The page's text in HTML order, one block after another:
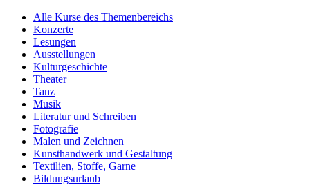
Alle Kurse des Themenbereichs
Konzerte
Lesungen
Ausstellungen
Kulturgeschichte
Theater
Tanz
Musik
Literatur und Schreiben
Fotografie
Malen und Zeichnen
Kunsthandwerk und Gestaltung
Textilien, Stoffe, Garne
Bildungsurlaub